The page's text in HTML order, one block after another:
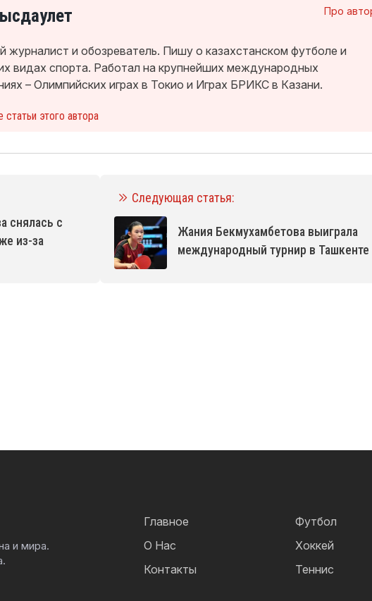
Про
журналист и обозреватель. Пишу о казахстанском футболе и
видах спорта. Работал на крупнейших международных
– Олимпийских играх в Токио и Играх БРИКС в Казани.
этого автора
снялась с
из-за
Следующая статья:
Жания Бекмухамбетова выиграла
международный турнир в Ташкенте
и мира.
Главное
О Нас
Контакты
Футбол
Хоккей
Теннис